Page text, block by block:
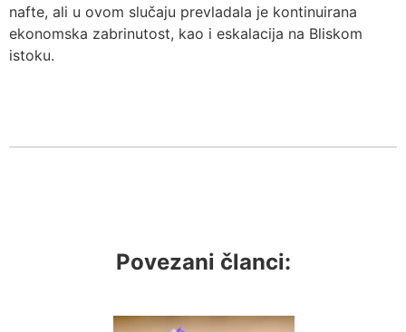
nafte, ali u ovom slučaju prevladala je kontinuirana
ekonomska zabrinutost, kao i eskalacija na Bliskom
istoku.
Povezani članci: